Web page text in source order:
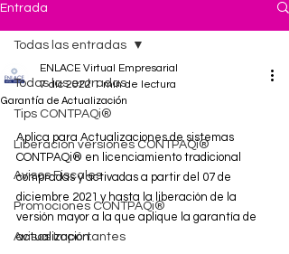
Entrada
Todas las entradas
Tips CONTPAQi®
Liberación versiones CONTPAQi®
Avisos Fiscales
Promociones CONTPAQi®
Avisos Importantes
Todas las entradas
Garantía de Actualización
ENLACE Virtual Empresarial
7 dic 2022 1 min de lectura
Aplica para Actualizaciones de sistemas
CONTPAQi® en licenciamiento tradicional
compradas y activadas a partir del 07 de
diciembre 2021 y hasta la liberación de la
versión mayor a la que aplique la garantía de
actualización.